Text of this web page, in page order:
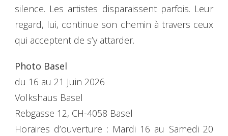
silence. Les artistes disparaissent parfois. Leur
regard, lui, continue son chemin à travers ceux
qui acceptent de s’y attarder.
Photo Basel
du 16 au 21 Juin 2026
Volkshaus Basel
Rebgasse 12, CH-4058 Basel
Horaires d’ouverture : Mardi 16 au Samedi 20